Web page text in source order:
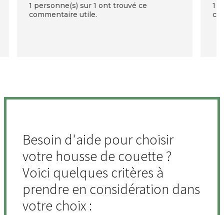
1 personne(s) sur 1 ont trouvé ce
commentaire utile.
1
Besoin d'aide pour choisir
votre housse de couette ?
Voici quelques critères à
prendre en considération dans
votre choix :